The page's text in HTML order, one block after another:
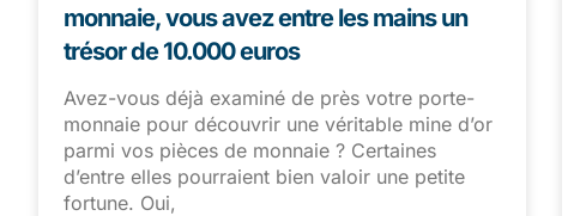
monnaie, vous avez entre les mains un
trésor de 10.000 euros
Avez-vous déjà examiné de près votre porte-
monnaie pour découvrir une véritable mine d’or
parmi vos pièces de monnaie ? Certaines
d’entre elles pourraient bien valoir une petite
fortune. Oui,